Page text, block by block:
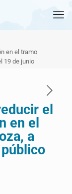
en el tramo
19 de junio
el
en el
a